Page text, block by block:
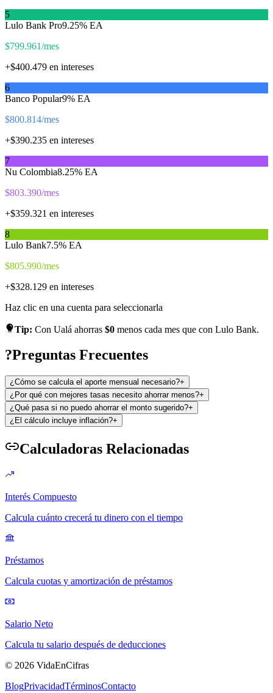
5
Lulo Bank Pro9.25% EA
$799.961/mes
+$400.479 en intereses
6
Banco Popular9% EA
$800.814/mes
+$390.235 en intereses
7
Nu Colombia8.25% EA
$803.390/mes
+$359.321 en intereses
8
Lulo Bank7.5% EA
$805.990/mes
+$328.129 en intereses
Haz clic en una cuenta para seleccionarla
Tip: Con Ualá ahorras $0 menos cada mes que con Lulo Bank.
?Preguntas Frecuentes
¿Cómo se calcula el aporte mensual necesario?+
¿Por qué con mejores tasas necesito ahorrar menos?+
¿Qué pasa si no puedo ahorrar el monto sugerido?+
¿El cálculo incluye inflación?+
Calculadoras Relacionadas
Interés Compuesto
Calcula cuánto crecerá tu dinero con el tiempo
Préstamos
Calcula cuotas y amortización de préstamos
Salario Neto
Calcula tu salario después de deducciones
© 2026 VidaEnCifras
BlogPrivacidadTérminosContacto